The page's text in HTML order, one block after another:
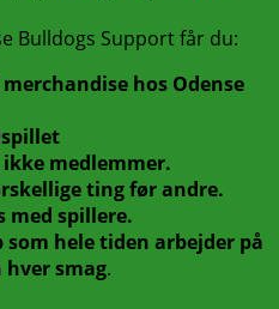
Bulldogs Support får du:
hos Odense
medlemmer.
ting før andre.
med spillere.
hele tiden arbejder på
hver smag.